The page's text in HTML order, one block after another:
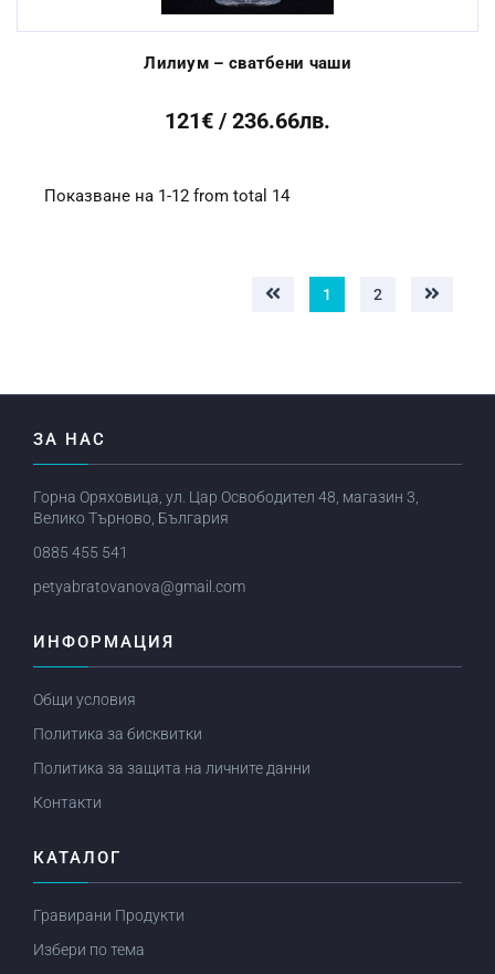
Лилиум – сватбени чаши
121€ / 236.66лв.
Показване на 1-12 from total 14
1 2
ЗА НАС
Горна Оряховица, ул. Цар Освободител 48, магазин 3,
Велико Търново, България
0885 455 541
petyabratovanova@gmail.com
ИНФОРМАЦИЯ
Общи условия
Политика за бисквитки
Политика за защита на личните данни
Контакти
КАТАЛОГ
Гравирани Продукти
Избери по тема